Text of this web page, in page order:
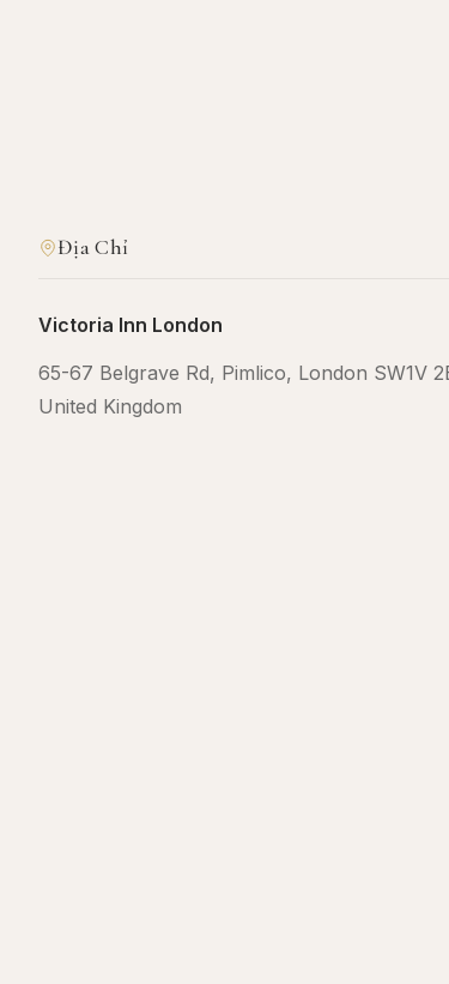
Địa Chỉ
Victoria Inn London
65-67 Belgrave Rd, Pimlico, London SW1V
United Kingdom